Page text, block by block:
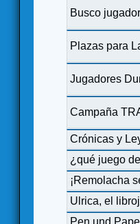
Busco
Plazas para
Jugadores
Campaña
Crónicas y
¿qué juego
¡Remolacha
Ulrica, el
Pen und